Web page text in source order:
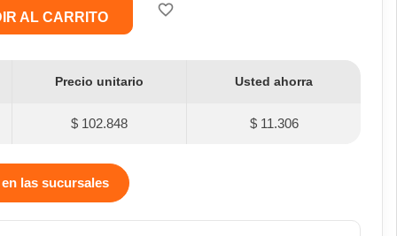
AL CARRITO favorite_border
Precio unitario Usted ahorra
$ 102.848 $ 11.306
las sucursales